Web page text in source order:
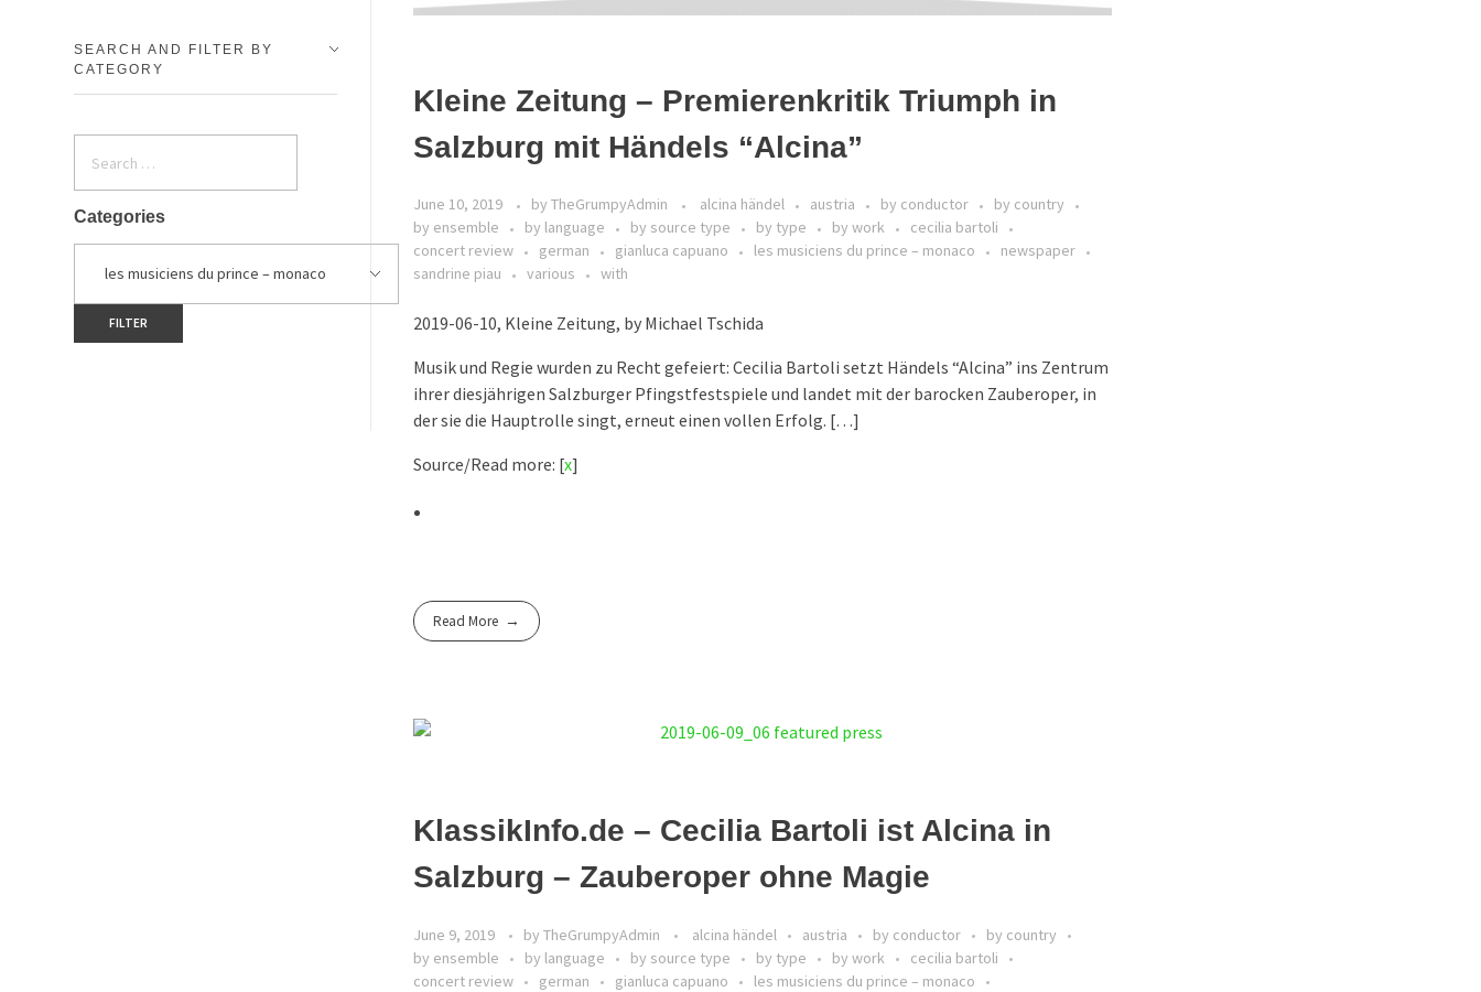
Kleine Zeitung – Premierenkritik Triumph in
Salzburg mit Händels “Alcina”
June 10, 2019 by TheGrumpyAdmin alcina händel austria by conductor
by country
by ensemble
by language by source type by type by work
cecilia bartoli
concert review
german gianluca capuano les musiciens du prince – monaco
newspaper
sandrine piau
various with
2019-06-10, Kleine Zeitung, by Michael Tschida
Musik und Regie wurden zu Recht gefeiert: Cecilia Bartoli setzt Händels “Alcina” ins Zentrum
ihrer diesjährigen Salzburger Pfingstfestspiele und landet mit der barocken Zauberoper, in
der sie die Hauptrolle singt, erneut einen vollen Erfolg. […]
Source/Read more: [x]
Read More
KlassikInfo.de – Cecilia Bartoli ist Alcina in
Salzburg – Zauberoper ohne Magie
June 9, 2019 by TheGrumpyAdmin alcina händel austria by conductor
by country
by ensemble
by language by source type by type by work
cecilia bartoli
concert review
german gianluca capuano
les musiciens du prince – monaco
SEARCH AND FILTER BY
CATEGORY
Categories